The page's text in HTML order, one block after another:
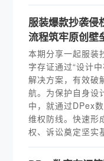
服装爆款抄袭侵
流程筑牢原创壁
本期分享一起服装
字存证通过“设计
解决方案，有效破
航。为保护自身设
中，就通过DPex
维权防线。快速形
权、诉讼奠定坚实